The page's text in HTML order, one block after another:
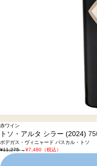
赤ワイン
トソ・アルタ シラー (2024)
ボデガス・ヴィニャード パスカル・トソ
¥11,275→¥7,480（税込）